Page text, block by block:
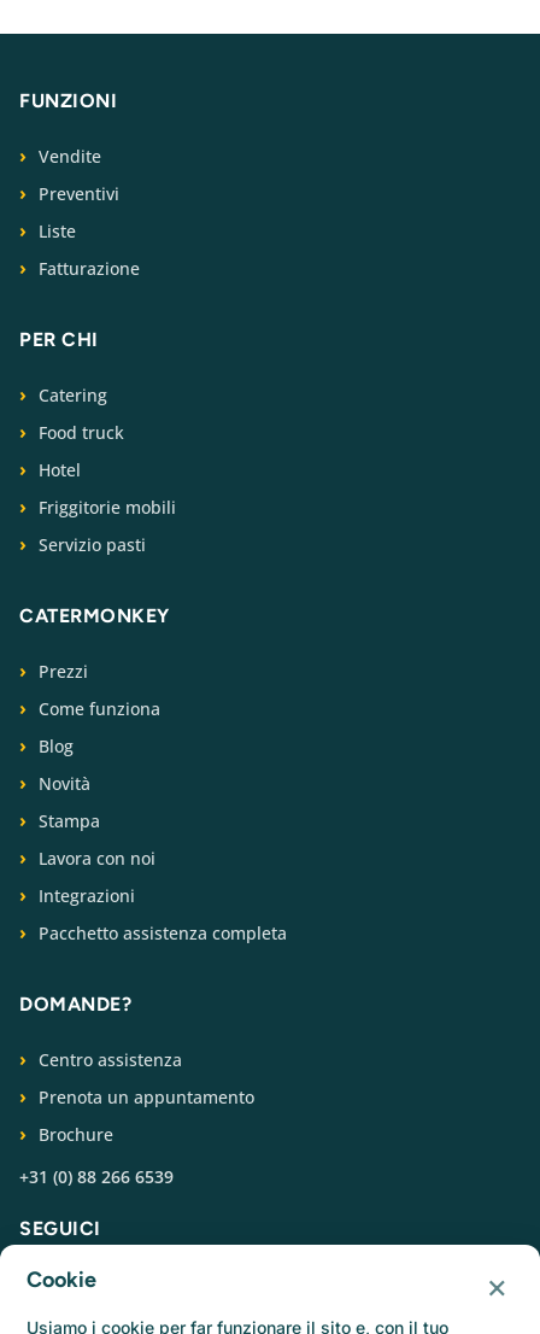
FUNZIONI
Vendite
Preventivi
Liste
Fatturazione
PER CHI
Catering
Food truck
Hotel
Friggitorie mobili
Servizio pasti
CATERMONKEY
Prezzi
Come funziona
Blog
Novità
Stampa
Lavora con noi
Integrazioni
Pacchetto assistenza completa
DOMANDE?
Centro assistenza
Prenota un appuntamento
Brochure
+31 (0) 88 266 6539
SEGUICI
Cookie ×
Usiamo i cookie per far funzionare il sito e, con il tuo